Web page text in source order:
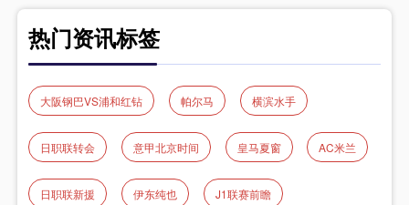
热门资讯标签
大阪钢巴VS浦和红钻 帕尔马 横滨水手
日职联转会 意甲北京时间 皇马夏窗 AC米兰
日职联新援 伊东纯也 J1联赛前瞻